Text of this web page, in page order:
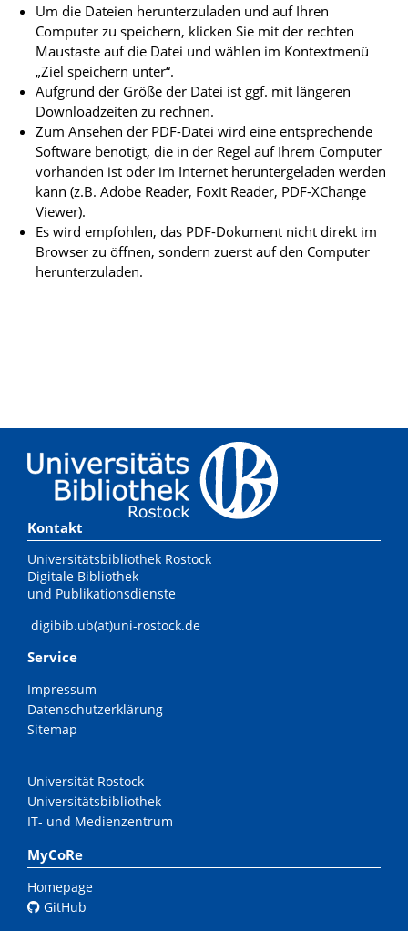
Um die Dateien herunterzuladen und auf Ihren
Computer zu speichern, klicken Sie mit der rechten
Maustaste auf die Datei und wählen im Kontextmenü
„Ziel speichern unter“.
Aufgrund der Größe der Datei ist ggf. mit längeren
Downloadzeiten zu rechnen.
Zum Ansehen der PDF-Datei wird eine entsprechende
Software benötigt, die in der Regel auf Ihrem Computer
vorhanden ist oder im Internet heruntergeladen werden
kann (z.B. Adobe Reader, Foxit Reader, PDF-XChange
Viewer).
Es wird empfohlen, das PDF-Dokument nicht direkt im
Browser zu öffnen, sondern zuerst auf den Computer
herunterzuladen.
Kontakt
Universitätsbibliothek Rostock
Digitale Bibliothek
und Publikationsdienste
digibib.ub(at)uni-rostock.de
Service
Impressum
Datenschutzerklärung
Sitemap
Universität Rostock
Universitätsbibliothek
IT- und Medienzentrum
MyCoRe
Homepage
GitHub